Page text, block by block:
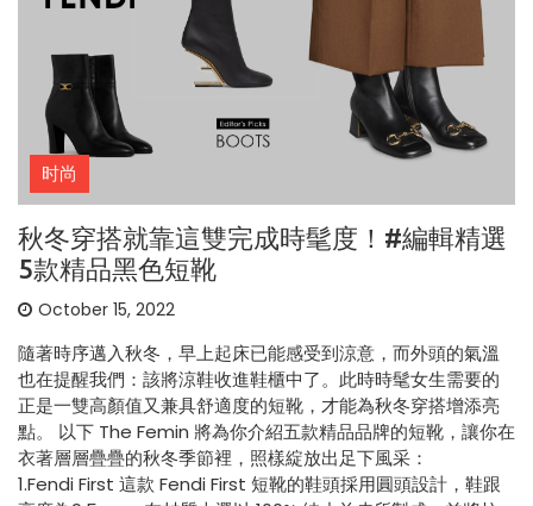
时尚
秋冬穿搭就靠這雙完成時髦度！#編輯精選
5款精品黑色短靴
October 15, 2022
隨著時序邁入秋冬，早上起床已能感受到涼意，而外頭的氣溫
也在提醒我們：該將涼鞋收進鞋櫃中了。此時時髦女生需要的
正是一雙高顏值又兼具舒適度的短靴，才能為秋冬穿搭增添亮
點。 以下 The Femin 將為你介紹五款精品品牌的短靴，讓你在
衣著層層疊疊的秋冬季節裡，照樣綻放出足下風采：
1.Fendi First 這款 Fendi First 短靴的鞋頭採用圓頭設計，鞋跟